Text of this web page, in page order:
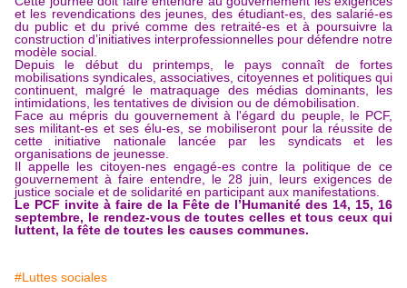
et les revendications des jeunes, des étudiant-es, des salarié-es
du public et du privé comme des retraité-es et à poursuivre la
construction d’initiatives interprofessionnelles pour défendre notre
modèle social.
Depuis le début du printemps, le pays connaît de fortes
mobilisations syndicales, associatives, citoyennes et politiques qui
continuent, malgré le matraquage des médias dominants, les
intimidations, les tentatives de division ou de démobilisation.
Face au mépris du gouvernement à l'égard du peuple, le PCF,
ses militant-es et ses élu-es, se mobiliseront pour la réussite de
cette initiative nationale lancée par les syndicats et les
organisations de jeunesse.
Il appelle les citoyen-nes engagé-es contre la politique de ce
gouvernement à faire entendre, le 28 juin, leurs exigences de
justice sociale et de solidarité en participant aux manifestations.
Le PCF invite à faire de la Fête de l’Humanité des 14, 15, 16
septembre, le rendez-vous de toutes celles et tous ceux qui
luttent, la fête de toutes les causes communes.
#Luttes sociales